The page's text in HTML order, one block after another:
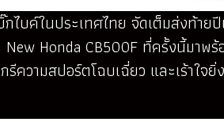
ค์ในประเทศไทย จัดเต็มส่งท้ายปี
Honda CB500F ที่ครั้งนี้มาพ
วามสปอร์ตโฉบเฉี่ยว และเร้าใจยิ่